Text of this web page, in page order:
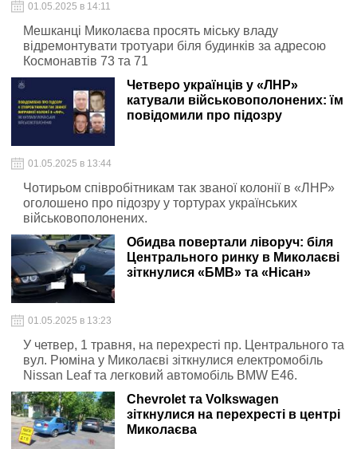
01.05.2025 в 14:11
Мешканці Миколаєва просять міську владу
відремонтувати тротуари біля будинків за адресою
Космонавтів 73 та 71
Четверо українців у «ЛНР»
катували військовополонених: їм
повідомили про підозру
01.05.2025 в 13:44
Чотирьом співробітникам так званої колонії в «ЛНР»
оголошено про підозру у тортурах українських
військовополонених.
Обидва повертали ліворуч: біля
Центрального ринку в Миколаєві
зіткнулися «БМВ» та «Нісан»
01.05.2025 в 13:23
У четвер, 1 травня, на перехресті пр. Центрального та
вул. Рюміна у Миколаєві зіткнулися електромобіль
Nissan Leaf та легковий автомобіль BMW E46.
Chevrolet та Volkswagen
зіткнулися на перехресті в центрі
Миколаєва